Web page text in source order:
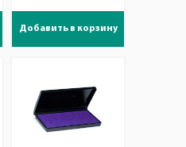
Добавить в корзину